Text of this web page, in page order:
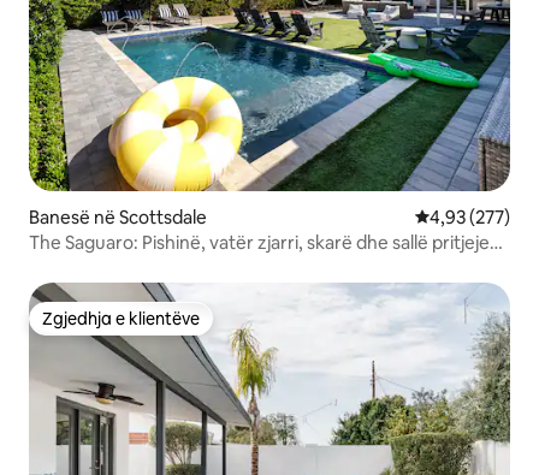
Banesë në Scottsdale Vlerësimi
4,93 (277)
The Saguaro: Pishinë, vatër zjarri, skarë dhe sallë pritjeje
Zgjedhja e klientëve
Zgjedhja e klientëve